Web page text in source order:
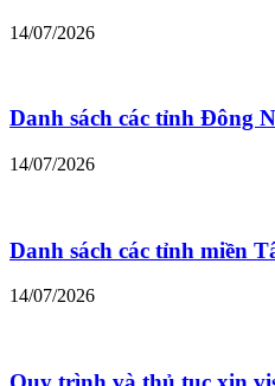
14/07/2026
Danh sách các tỉnh Đông
14/07/2026
Danh sách các tỉnh miền
14/07/2026